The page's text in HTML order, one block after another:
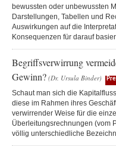
bewussten oder unbewussten
Darstellungen, Tabellen und
Auswirkungen auf die
Konsequenzen für darauf
Begriffsverwirrung
Gewinn? (Dr. Ursula Binder)
Schaut man sich die
diese im Rahmen ihres
verwirrender Weise für die
Überleitungsrechnungen (vom
völlig unterschiedliche